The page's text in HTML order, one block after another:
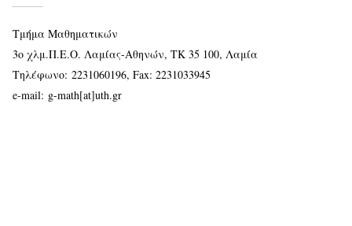
Τμήμα Μαθηματικών
3ο χλμ.Π.Ε.Ο. Λαμίας-Αθηνών, ΤΚ 35 100, Λαμία
Τηλέφωνο: 2231060196, Fax: 2231033945
e-mail: g-math[at]uth.gr